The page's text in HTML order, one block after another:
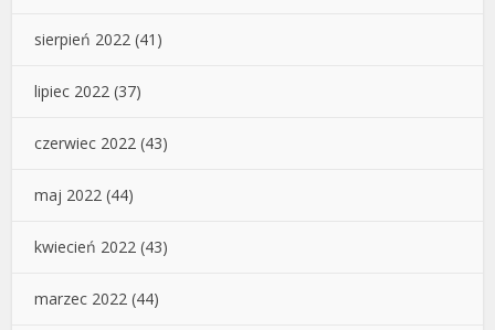
sierpień 2022 (41)
lipiec 2022 (37)
czerwiec 2022 (43)
maj 2022 (44)
kwiecień 2022 (43)
marzec 2022 (44)